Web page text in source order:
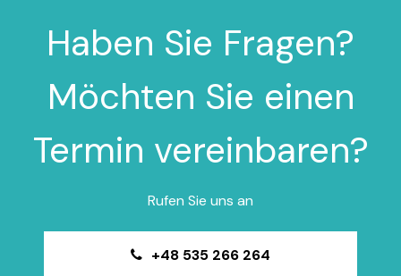
Haben Sie Fragen?
Möchten Sie einen
Termin vereinbaren?
Rufen Sie uns an
+48 535 266 264